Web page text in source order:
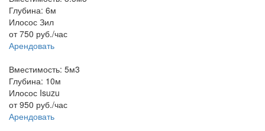
Глубина: 6м
Илосос Зил
от750 руб./час
Арендовать
Вместимость: 5м3
Глубина: 10м
Илосос Isuzu
от950 руб./час
Арендовать